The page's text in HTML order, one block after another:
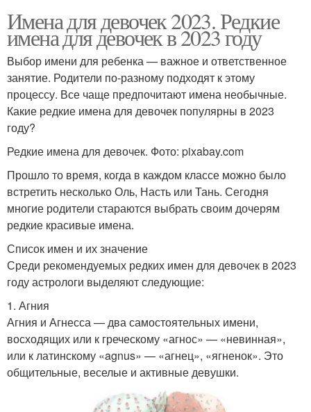
Экзотические имена Имя для мальчика
Имена в год
Имена для девушек
Имена для девочек 2023. Редкие
имена для девочек в 2023 году
Выбор имени для ребенка — важное и ответственное
занятие. Родители по-разному подходят к этому
процессу. Все чаще предпочитают имена необычные.
Какие редкие имена для девочек популярны в 2023
году?
Редкие имена для девочек. Фото: pixabay.com
Прошло то время, когда в каждом классе можно было
встретить несколько Оль, Насть или Тань. Сегодня
многие родители стараются выбрать своим дочерям
редкие красивые имена.
Список имен и их значение
Среди рекомендуемых редких имен для девочек в 2023
году астрологи выделяют следующие:
1. Агния
Агния и Агнесса — два самостоятельных имени,
восходящих или к греческому «агнос» — «невинная»,
или к латинскому «agnus» — «агнец», «ягненок». Это
общительные, веселые и активные девушки.